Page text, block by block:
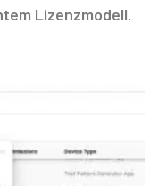
Lizenzmodell.